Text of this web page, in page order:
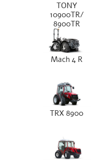
TONY
10900TR/
8900TR
Mach 4 R
TRX 8900